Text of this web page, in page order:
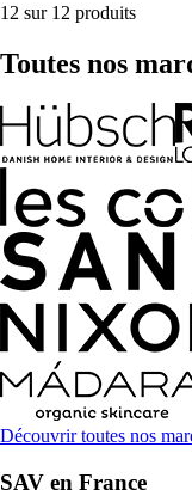
12 sur 12 produits
Toutes nos
Découvrir toutes nos
SAV en France